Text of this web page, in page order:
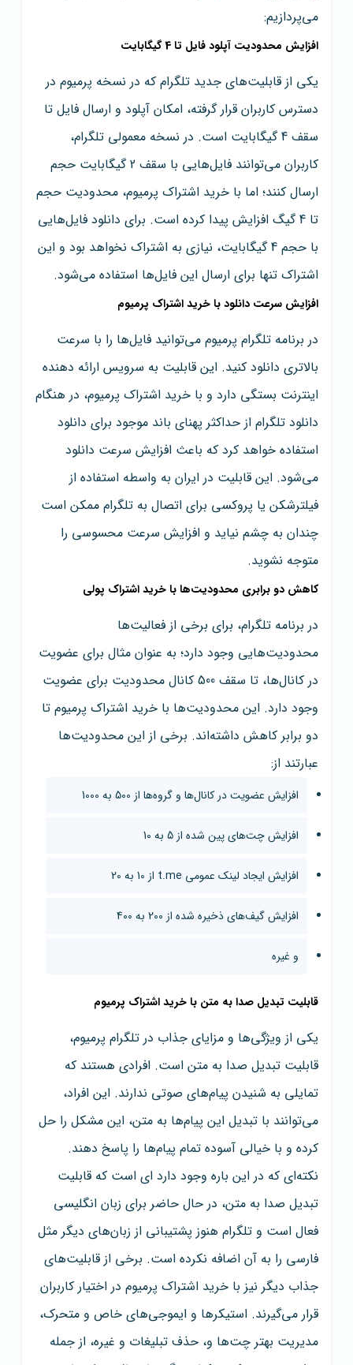
می‌پردازیم:
افزایش محدودیت آپلود فایل تا 4 گیگابایت
یکی از قابلیت‌های جدید تلگرام که در نسخه پرمیوم در
دسترس کاربران قرار گرفته، امکان آپلود و ارسال فایل تا
سقف 4 گیگابایت است. در نسخه معمولی تلگرام،
کاربران می‌توانند فایل‌هایی با سقف 2 گیگابایت حجم
ارسال کنند؛ اما با خرید اشتراک پرمیوم، محدودیت حجم
تا 4 گیگ افزایش پیدا کرده است. برای دانلود فایل‌هایی
با حجم 4 گیگابایت، نیازی به اشتراک نخواهد بود و این
اشتراک تنها برای ارسال این فایل‌ها استفاده می‌شود.
افزایش سرعت دانلود با خرید اشتراک پرمیوم
در برنامه تلگرام پرمیوم می‌توانید فایل‌ها را با سرعت
بالاتری دانلود کنید. این قابلیت به سرویس ارائه دهنده
اینترنت بستگی دارد و با خرید اشتراک پرمیوم، در هنگام
دانلود تلگرام از حداکثر پهنای باند موجود برای دانلود
استفاده خواهد کرد که باعث افزایش سرعت دانلود
می‌شود. این قابلیت در ایران به واسطه استفاده از
فیلترشکن یا پروکسی برای اتصال به تلگرام ممکن است
چندان به چشم نیاید و افزایش سرعت محسوسی را
متوجه نشوید.
کاهش دو برابری محدودیت‌ها با خرید اشتراک پولی
در برنامه تلگرام، برای برخی از فعالیت‌ها
محدودیت‌هایی وجود دارد؛ به عنوان مثال برای عضویت
در کانال‌ها، تا سقف 500 کانال محدودیت برای عضویت
وجود دارد. این محدودیت‌ها با خرید اشتراک پرمیوم تا
دو برابر کاهش داشته‌اند. برخی از این محدودیت‌ها
عبارتند از:
افزایش عضویت در کانال‌ها و گروه‌ها از 500 به 1000
افزایش چت‌های پین شده از 5 به 10
افزایش ایجاد لینک عمومی t.me از 10 به 20
افزایش گیف‌های ذخیره شده از 200 به 400
و غیره
قابلیت تبدیل صدا به متن با خرید اشتراک پرمیوم
یکی از ویژگی‌ها و مزایای جذاب در تلگرام پرمیوم،
قابلیت تبدیل صدا به متن است. افرادی هستند که
تمایلی به شنیدن پیام‌های صوتی ندارند. این افراد،
می‌توانند با تبدیل این پیام‌ها به متن، این مشکل را حل
کرده و با خیالی آسوده تمام پیام‌ها را پاسخ دهند.
نکته‌ای که در این باره وجود دارد ای است که قابلیت
تبدیل صدا به متن، در حال حاضر برای زبان انگلیسی
فعال است و تلگرام هنوز پشتیبانی از زبان‌های دیگر مثل
فارسی را به آن اضافه نکرده است. برخی از قابلیت‌های
جذاب دیگر نیز با خرید اشتراک پرمیوم در اختیار کاربران
قرار می‌گیرند. استیکرها و ایموجی‌های خاص و متحرک،
مدیریت بهتر چت‌ها و، حذف تبلیغات و غیره، از جمله